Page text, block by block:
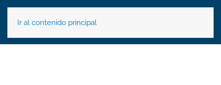
Ir al contenido principal